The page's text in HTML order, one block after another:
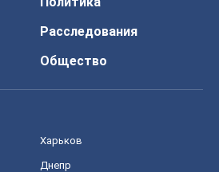
Расследования
Общество
Харьков
Днепр